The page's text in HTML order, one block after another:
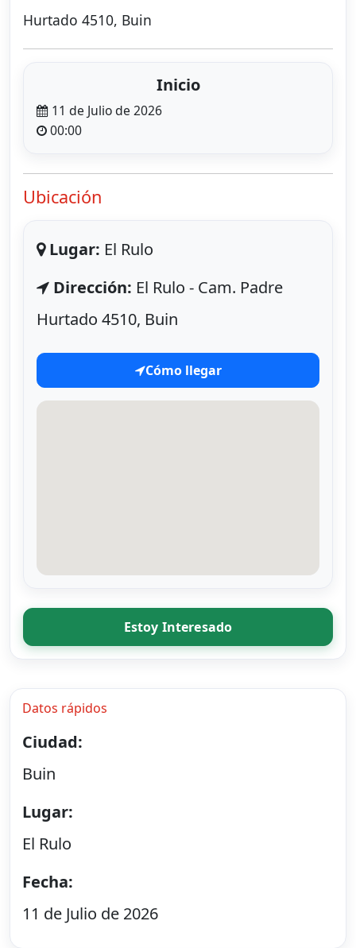
Hurtado 4510, Buin
Inicio
11 de Julio de 2026
00:00
Ubicación
Lugar: El Rulo
Dirección: El Rulo - Cam. Padre
Hurtado 4510, Buin
Cómo llegar
Estoy Interesado
Datos rápidos
Ciudad:
Buin
Lugar:
El Rulo
Fecha:
11 de Julio de 2026